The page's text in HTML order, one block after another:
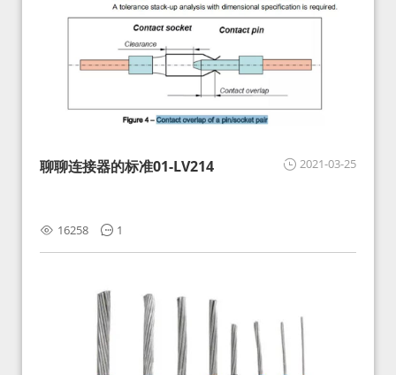
2021-03-25
聊聊连接器的标准01-LV214
16258 1